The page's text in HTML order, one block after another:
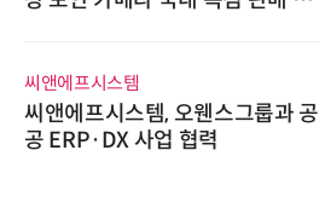
씨앤에프시스템
씨앤에프시스템, 오웬스그룹과 공
공 ERP·DX 사업 협력